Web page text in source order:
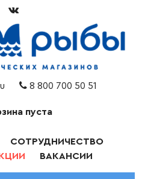
8 800 700 50 51
пуста
СОТРУДНИЧЕСТВО
ВАКАНСИИ